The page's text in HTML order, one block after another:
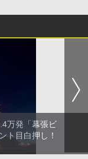
万発「幕張ビ
ト目白押し！